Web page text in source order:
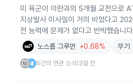
미 육군이 이란과의 5개월 교전으로
지상발사 미사일이 거의 비었다고
전 능력에 문제가 없다고 반박했습니
노스롭 그루만 +0.68% 무기
5건의 연관 소식 3일 전